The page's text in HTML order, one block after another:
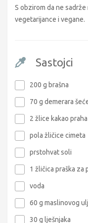
S obzirom da ne
vegetarijance i vegane.
Sastojci
200 g brašna
70 g demerara
2 žlice kakao praha
pola žličice cimeta
prstohvat soli
1 žličica praška za
voda
60 g maslinovog
30 g lješnjaka